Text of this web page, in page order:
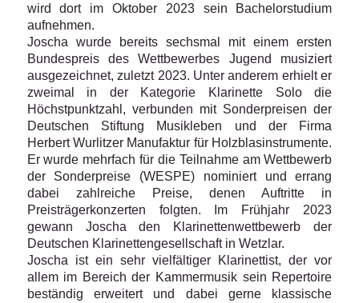
wird dort im Oktober 2023 sein Bachelorstudium
aufnehmen.
Joscha wurde bereits sechsmal mit einem ersten
Bundespreis des Wettbewerbes Jugend musiziert
ausgezeichnet, zuletzt 2023. Unter anderem erhielt er
zweimal in der Kategorie Klarinette Solo die
Höchstpunktzahl, verbunden mit Sonderpreisen der
Deutschen Stiftung Musikleben und der Firma
Herbert Wurlitzer Manufaktur für Holzblasinstrumente.
Er wurde mehrfach für die Teilnahme am Wettbewerb
der Sonderpreise (WESPE) nominiert und errang
dabei zahlreiche Preise, denen Auftritte in
Preisträgerkonzerten folgten. Im Frühjahr 2023
gewann Joscha den Klarinettenwettbewerb der
Deutschen Klarinettengesellschaft in Wetzlar.
Joscha ist ein sehr vielfältiger Klarinettist, der vor
allem im Bereich der Kammermusik sein Repertoire
beständig erweitert und dabei gerne klassische